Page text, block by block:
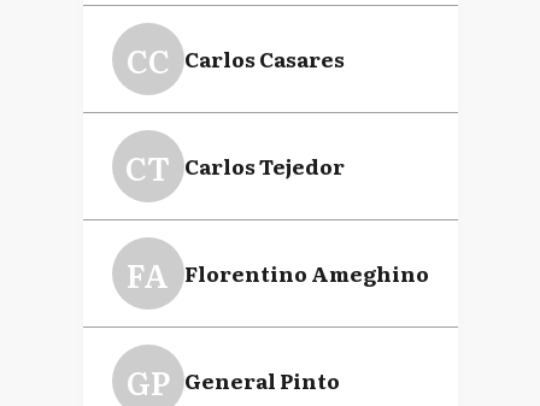
CC Carlos Casares
CT Carlos Tejedor
FA Florentino Ameghino
GP General Pinto